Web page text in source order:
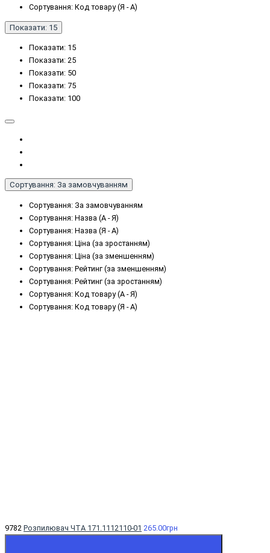
Сортування: Код товару (Я - А)
Показати: 15
Показати: 15
Показати: 25
Показати: 50
Показати: 75
Показати: 100
Сортування: За замовчуванням
Сортування: За замовчуванням
Сортування: Назва (А - Я)
Сортування: Назва (Я - А)
Сортування: Ціна (за зростанням)
Сортування: Ціна (за зменшенням)
Сортування: Рейтинг (за зменшенням)
Сортування: Рейтинг (за зростанням)
Сортування: Код товару (А - Я)
Сортування: Код товару (Я - А)
9782 Розпилювач ЧТА 171.1112110-01 265.00грн